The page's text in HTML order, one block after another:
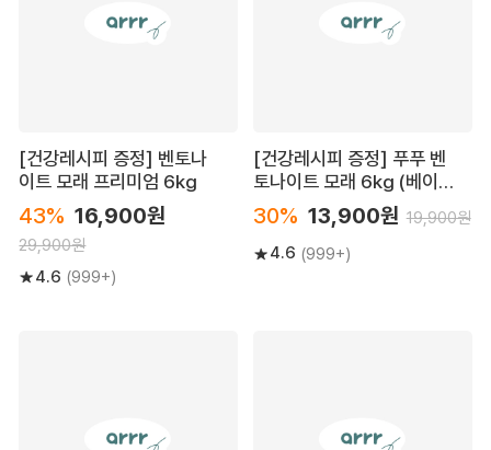
[건강레시피 증정] 벤토나
이트 모래 프리미엄 6kg
43% 16,900원
29,900원
4.6 (999+)
[건강레시피 증정] 푸푸 벤
토나이트 모래 6kg (베이
직/프리미엄)
30% 13,900원 19,900원
4.6 (999+)